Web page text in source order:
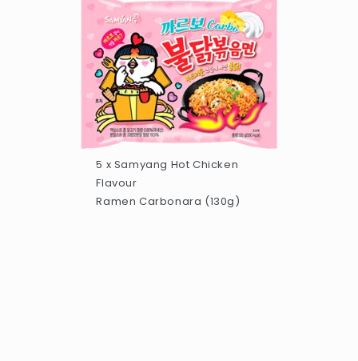
5 x Samyang Hot Chicken
Flavour
Ramen Carbonara (130g)